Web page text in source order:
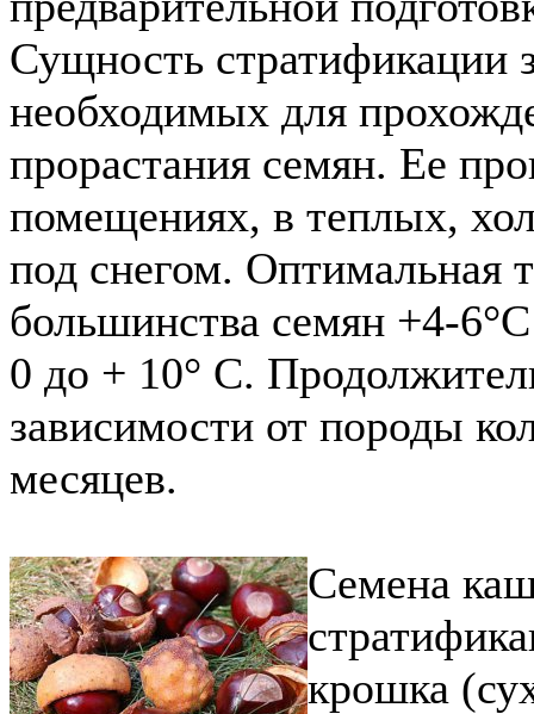
Сущность стратификации
необходимых для
прорастания семян. Ее
помещениях, в теплых,
под снегом. Оптимальная
большинства семян +4-
0 до + 10° С.
зависимости от породы
месяцев.
Семена
крошка